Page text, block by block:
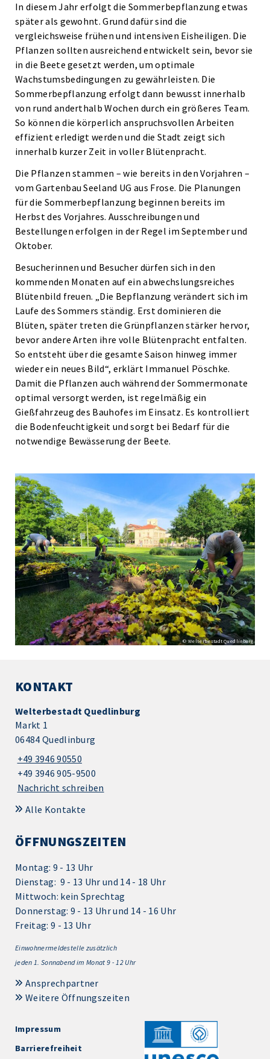
In diesem Jahr erfolgt die Sommerbepflanzung etwas
später als gewohnt. Grund dafür sind die
vergleichsweise frühen und intensiven Eisheiligen. Die
Pflanzen sollten ausreichend entwickelt sein, bevor sie
in die Beete gesetzt werden, um optimale
Wachstumsbedingungen zu gewährleisten. Die
Sommerbepflanzung erfolgt dann bewusst innerhalb
von rund anderthalb Wochen durch ein größeres Team.
So können die körperlich anspruchsvollen Arbeiten
effizient erledigt werden und die Stadt zeigt sich
innerhalb kurzer Zeit in voller Blütenpracht.
Die Pflanzen stammen – wie bereits in den Vorjahren –
vom Gartenbau Seeland UG aus Frose. Die Planungen
für die Sommerbepflanzung beginnen bereits im
Herbst des Vorjahres. Ausschreibungen und
Bestellungen erfolgen in der Regel im September und
Oktober.
Besucherinnen und Besucher dürfen sich in den
kommenden Monaten auf ein abwechslungsreiches
Blütenbild freuen. „Die Bepflanzung verändert sich im
Laufe des Sommers ständig. Erst dominieren die
Blüten, später treten die Grünpflanzen stärker hervor,
bevor andere Arten ihre volle Blütenpracht entfalten.
So entsteht über die gesamte Saison hinweg immer
wieder ein neues Bild“, erklärt Immanuel Pöschke.
Damit die Pflanzen auch während der Sommermonate
optimal versorgt werden, ist regelmäßig ein
Gießfahrzeug des Bauhofes im Einsatz. Es kontrolliert
die Bodenfeuchtigkeit und sorgt bei Bedarf für die
notwendige Bewässerung der Beete.
© Welterbestadt Quedlinburg
KONTAKT
Welterbestadt Quedlinburg
Markt 1
06484 Quedlinburg
+49 3946 90550
+49 3946 905-9500
Nachricht schreiben
Alle Kontakte
ÖFFNUNGSZEITEN
Montag: 9 - 13 Uhr
Dienstag: 9 - 13 Uhr und 14 - 18 Uhr
Mittwoch: kein Sprechtag
Donnerstag: 9 - 13 Uhr und 14 - 16 Uhr
Freitag: 9 - 13 Uhr
Einwohnermeldestelle zusätzlich
jeden 1. Sonnabend im Monat 9 - 12 Uhr
Ansprechpartner
Weitere Öffnungszeiten
Impressum
Barrierefreiheit